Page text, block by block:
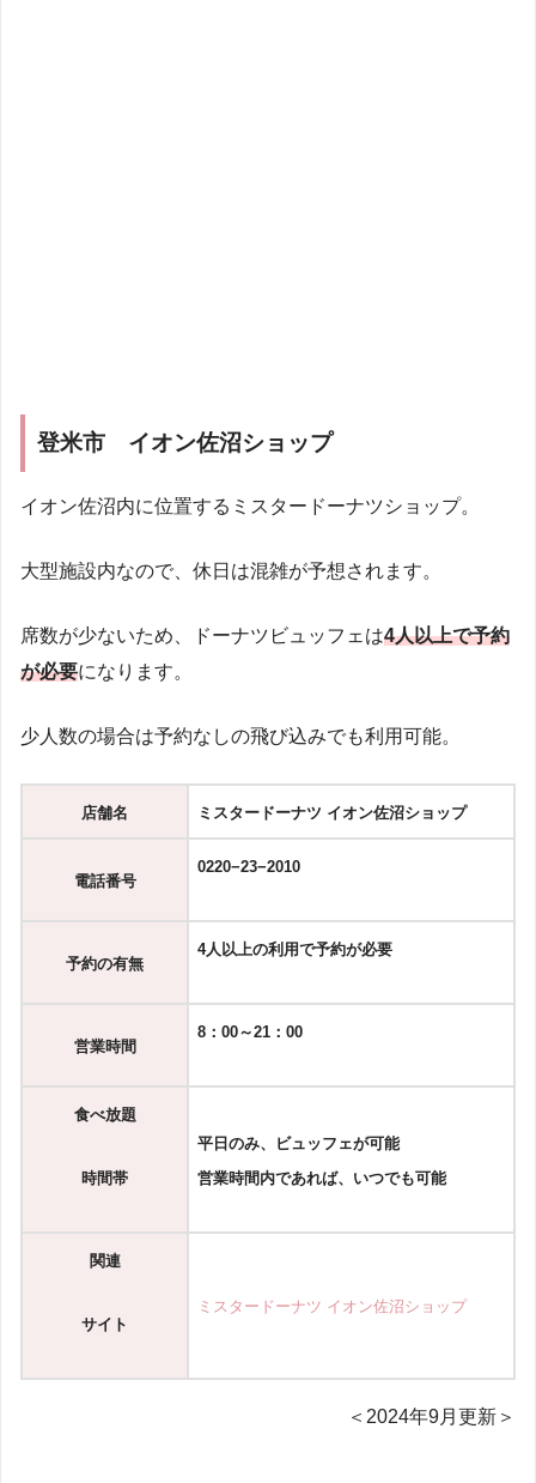
登米市 イオン佐沼ショップ
イオン佐沼内に位置するミスタードーナツショップ。
大型施設内なので、休日は混雑が予想されます。
席数が少ないため、ドーナツビュッフェは4人以上で予約
が必要になります。
少人数の場合は予約なしの飛び込みでも利用可能。
店舗名 ミスタードーナツ イオン佐沼ショップ
電話番号
0220−23−2010
予約の有無
4人以上の利用で予約が必要
営業時間
8：00～21：00
食べ放題
時間帯
平日のみ、ビュッフェが可能
営業時間内であれば、いつでも可能
関連
サイト
ミスタードーナツ イオン佐沼ショップ
＜2024年9月更新＞